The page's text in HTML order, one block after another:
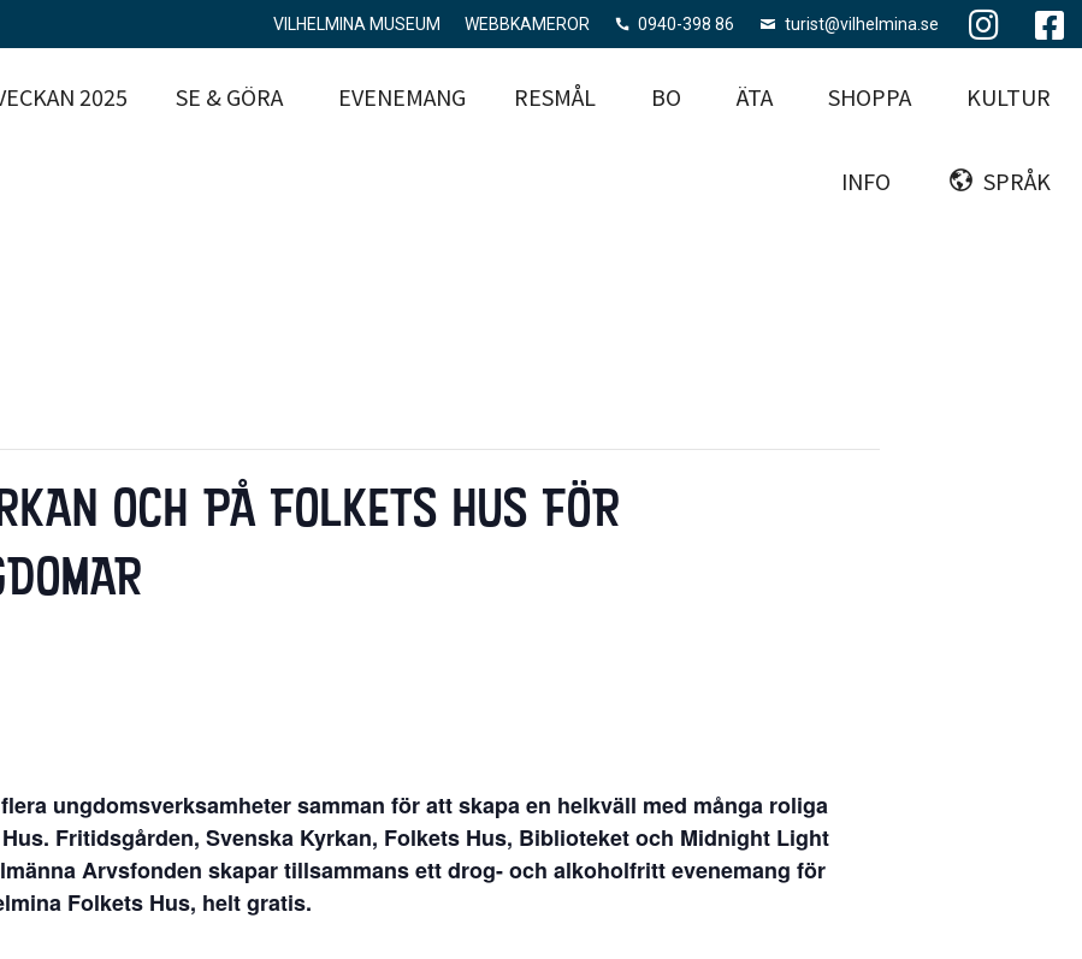
VILHELMINA MUSEUM WEBBKAMEROR 0940-398 86 turist@vilhelmina.se
2025 SE & GÖRA EVENEMANG RESMÅL BO ÄTA SHOPPA KULTUR
INFO SPRÅK
OCH PÅ FOLKETS HUS FÖR
ungdomsverksamheter samman för att skapa en helkväll med många roliga
Fritidsgården, Svenska Kyrkan, Folkets Hus, Biblioteket och Midnight Light
Arvsfonden skapar tillsammans ett drog- och alkoholfritt evenemang för
Folkets Hus, helt gratis.